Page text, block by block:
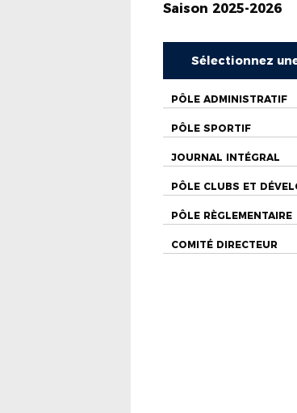
Saison 2025-2026
Sélectionnez
PÔLE ADMINISTRATIF
PÔLE SPORTIF
JOURNAL INTÉGRAL
PÔLE CLUBS ET
PÔLE RÈGLEMENTAIRE
COMITÉ DIRECTEUR